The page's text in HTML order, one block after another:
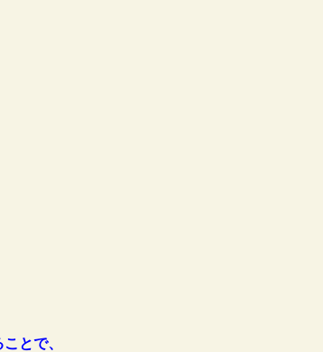
とで、